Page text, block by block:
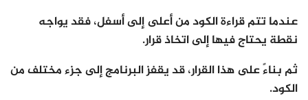
عندما تتم قراءة الكود من أعلى إلى أسفل، فقد يواجه
نقطة يحتاج فيها إلى اتخاذ قرار.
ثم بناءً على هذا القرار، قد يقفز البرنامج إلى جزء مختلف من
الكود.